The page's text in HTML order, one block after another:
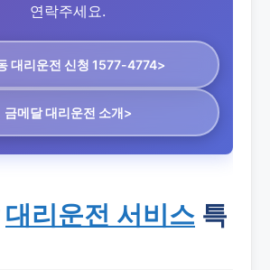
연락주세요.
대리운전 신청 1577-4774>
금메달 대리운전 소개>
대리운전 서비스 특